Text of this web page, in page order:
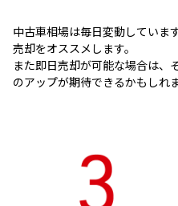
中古車相場は毎日変動していま
売却をオススメします。
また即日売却が可能な場合は、
のアップが期待できるかもしれ